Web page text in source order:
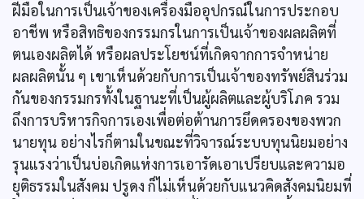
ฝีมือในการเป็นเจ้าของเครื่องมืออุปกรณ์ในการประกอบ
อาชีพ หรือสิทธิของกรรมกรในการเป็นเจ้าของผลผลิตที่
ตนเองผลิตได้ หรือผลประโยชน์ที่เกิดจากการจำหน่าย
ผลผลิตนั้น ๆ เขาเห็นด้วยกับการเป็นเจ้าของทรัพย์สินร่วม
กันของกรรมกรทั้งในฐานะที่เป็นผู้ผลิตและผู้บริโภค รวม
ถึงการบริหารกิจการเองเพื่อต่อต้านการยึดครองของพวก
นายทุน อย่างไรก็ตามในขณะที่วิจารณ์ระบบทุนนิยมอย่าง
รุนแรงว่าเป็นบ่อเกิดแห่งการเอารัดเอาเปรียบและความอ
ยุติธรรมในสังคม ปรูดง ก็ไม่เห็นด้วยกับแนวคิดสังคมนิยมที่